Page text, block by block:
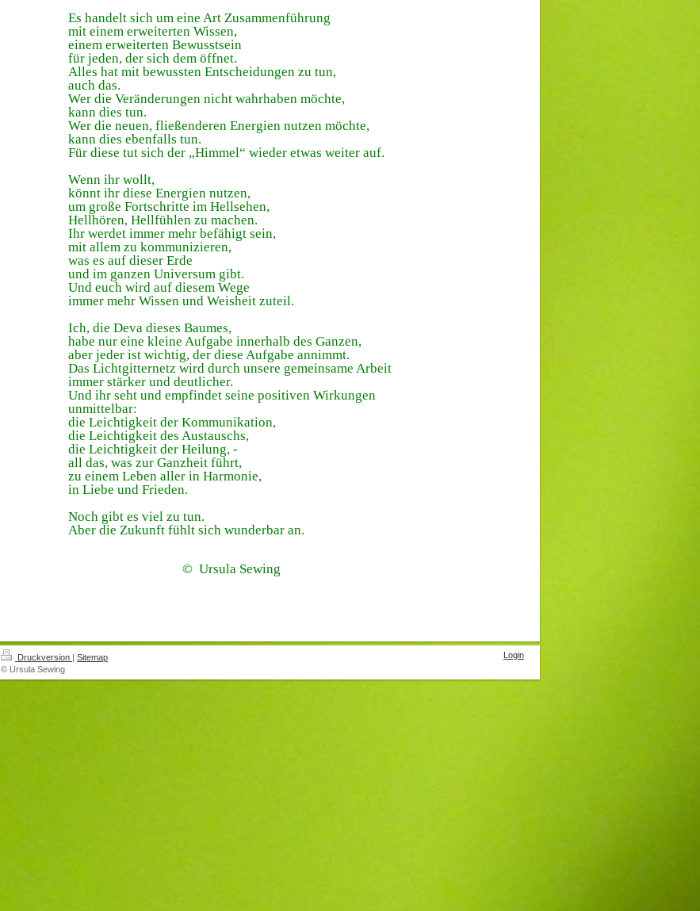
Es handelt sich um eine Art Zusammenführung
mit einem erweiterten Wissen,
einem erweiterten Bewusstsein
für jeden, der sich dem öffnet.
Alles hat mit bewussten Entscheidungen zu tun,
auch das.
Wer die Veränderungen nicht wahrhaben möchte,
kann dies tun.
Wer die neuen, fließenderen Energien nutzen möchte,
kann dies ebenfalls tun.
Für diese tut sich der „Himmel“ wieder etwas weiter auf.
Wenn ihr wollt,
könnt ihr diese Energien nutzen,
um große Fortschritte im Hellsehen,
Hellhören, Hellfühlen zu machen.
Ihr werdet immer mehr befähigt sein,
mit allem zu kommunizieren,
was es auf dieser Erde
und im ganzen Universum gibt.
Und euch wird auf diesem Wege
immer mehr Wissen und Weisheit zuteil.
Ich, die Deva dieses Baumes,
habe nur eine kleine Aufgabe innerhalb des Ganzen,
aber jeder ist wichtig, der diese Aufgabe annimmt.
Das Lichtgitternetz wird durch unsere gemeinsame Arbeit
immer stärker und deutlicher.
Und ihr seht und empfindet seine positiven Wirkungen
unmittelbar:
die Leichtigkeit der Kommunikation,
die Leichtigkeit des Austauschs,
die Leichtigkeit der Heilung, -
all das, was zur Ganzheit führt,
zu einem Leben aller in Harmonie,
in Liebe und Frieden.
Noch gibt es viel zu tun.
Aber die Zukunft fühlt sich wunderbar an.
© Ursula Sewing
Druckversion | Sitemap
© Ursula Sewing
Login